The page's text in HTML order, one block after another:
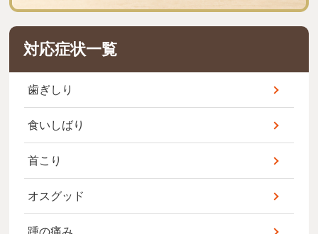
対応症状一覧
歯ぎしり
食いしばり
首こり
オスグッド